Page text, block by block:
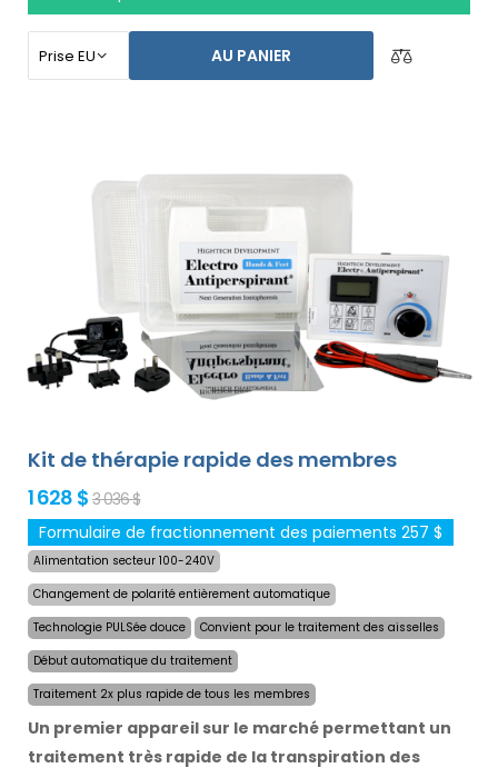
longtemps. Spécialement conçu pour le traitement des
instructions d`utilisation sont dans votre langue.
AU PANIER
Kit de thérapie rapide des membres
1 628 $ 3 036 $
Formulaire de fractionnement des paiements 257 $
Alimentation secteur 100-240V
Changement de polarité entièrement automatique
Technologie PULSée douce
Convient pour le traitement des aisselles
Début automatique du traitement
Traitement 2x plus rapide de tous les membres
Un premier appareil sur le marché permettant un
traitement très rapide de la transpiration des